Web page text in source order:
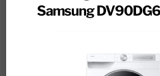
WW90DG6U25LH
Samsung